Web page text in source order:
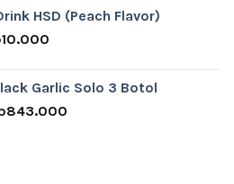
is:
HSD (Peach Flavor)
10.000Current
Rp10.000.
Garlic Solo 3 Botol
843.000Current